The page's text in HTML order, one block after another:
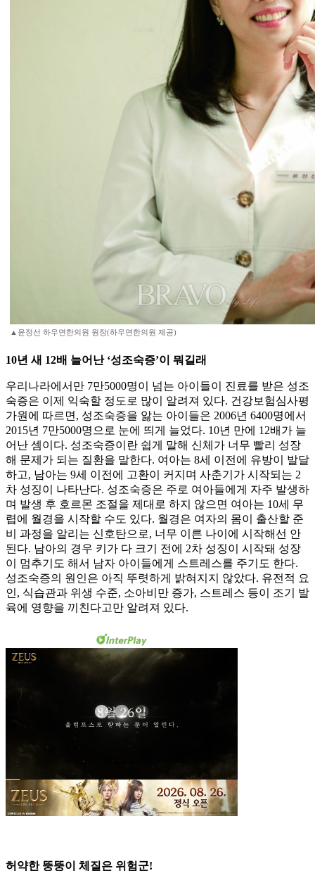
▲윤정선 하우연한의원 원장(하우연한의원 제공)
10년 새 12배 늘어난 ‘성조숙증’이 뭐길래
우리나라에서만 7만5000명이 넘는 아이들이 진료를 받은 성조
숙증은 이제 익숙할 정도로 많이 알려져 있다. 건강보험심사평
가원에 따르면, 성조숙증을 앓는 아이들은 2006년 6400명에서
2015년 7만5000명으로 눈에 띄게 늘었다. 10년 만에 12배가 늘
어난 셈이다. 성조숙증이란 쉽게 말해 신체가 너무 빨리 성장
해 문제가 되는 질환을 말한다. 여아는 8세 이전에 유방이 발달
하고, 남아는 9세 이전에 고환이 커지며 사춘기가 시작되는 2
차 성징이 나타난다. 성조숙증은 주로 여아들에게 자주 발생하
며 발생 후 호르몬 조절을 제대로 하지 않으면 여아는 10세 무
렵에 월경을 시작할 수도 있다. 월경은 여자의 몸이 출산할 준
비 과정을 알리는 신호탄으로, 너무 이른 나이에 시작해선 안
된다. 남아의 경우 키가 다 크기 전에 2차 성징이 시작돼 성장
이 멈추기도 해서 남자 아이들에게 스트레스를 주기도 한다.
성조숙증의 원인은 아직 뚜렷하게 밝혀지지 않았다. 유전적 요
인, 식습관과 위생 수준, 소아비만 증가, 스트레스 등이 조기 발
육에 영향을 끼친다고만 알려져 있다.
허약한 뚱뚱이 체질은 위험군!